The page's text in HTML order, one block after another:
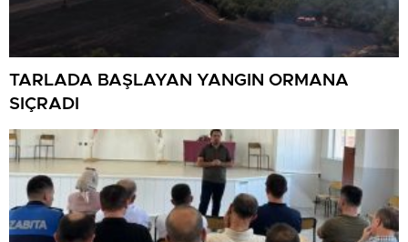
TARLADA BAŞLAYAN YANGIN ORMANA
SIÇRADI